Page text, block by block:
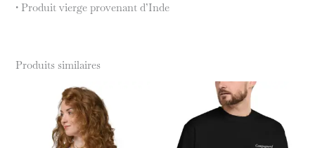
• Produit vierge provenant d’Inde
Produits similaires